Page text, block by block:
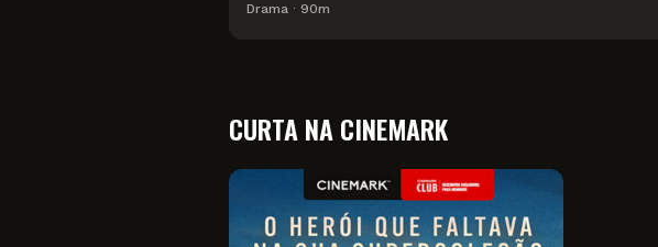
Drama ∙ 90m
CURTA NA CINEMARK